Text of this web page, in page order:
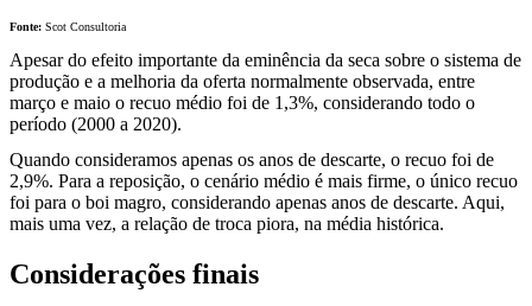
Fonte: Scot Consultoria
Apesar do efeito importante da eminência da seca sobre o sistema de
produção e a melhoria da oferta normalmente observada, entre
março e maio o recuo médio foi de 1,3%, considerando todo o
período (2000 a 2020).
Quando consideramos apenas os anos de descarte, o recuo foi de
2,9%. Para a reposição, o cenário médio é mais firme, o único recuo
foi para o boi magro, considerando apenas anos de descarte. Aqui,
mais uma vez, a relação de troca piora, na média histórica.
Considerações finais